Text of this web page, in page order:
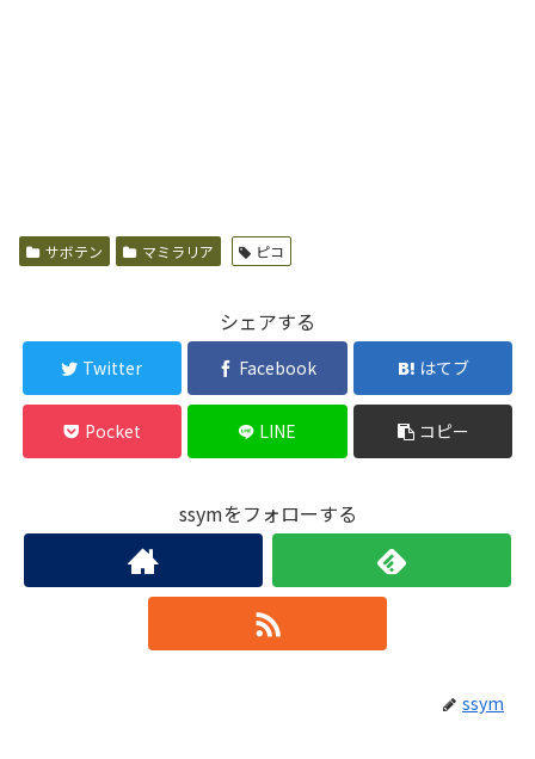
サボテン マミラリア ピコ
シェアする
Twitter Facebook はてブ
Pocket LINE コピー
ssymをフォローする
ssym